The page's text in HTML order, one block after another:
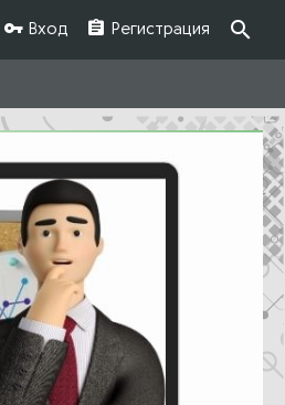
Вход Регистрация